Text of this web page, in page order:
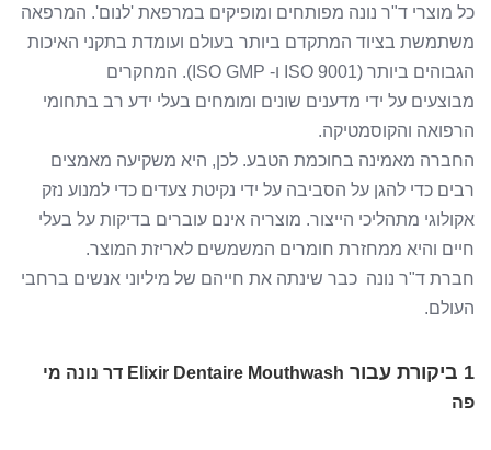
כל מוצרי ד"ר נונה מפותחים ומופיקים במרפאת 'לנום'. המרפאה
משתמשת בציוד המתקדם ביותר בעולם ועומדת בתקני האיכות
הגבוהים ביותר (ISO 9001 ו- ISO GMP). המחקרים
מבוצעים על ידי מדענים שונים ומומחים בעלי ידע רב בתחומי
הרפואה והקוסמטיקה.
החברה מאמינה בחוכמת הטבע. לכן, היא משקיעה מאמצים
רבים כדי להגן על הסביבה על ידי נקיטת צעדים כדי למנוע נזק
אקולוגי מתהליכי הייצור. מוצריה אינם עוברים בדיקות על בעלי
חיים והיא ממחזרת חומרים המשמשים לאריזת המוצר.
חברת ד"ר נונה כבר שינתה את חייהם של מיליוני אנשים ברחבי
העולם.
1 ביקורת עבור
Elixir Dentaire Mouthwash דר נונה מי
פה